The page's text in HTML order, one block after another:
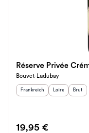
Réserve Privée
Bouvet-Ladubay
Herkunftsland
Frankreich Herkunftsregion
Loire Brut
19,95 €